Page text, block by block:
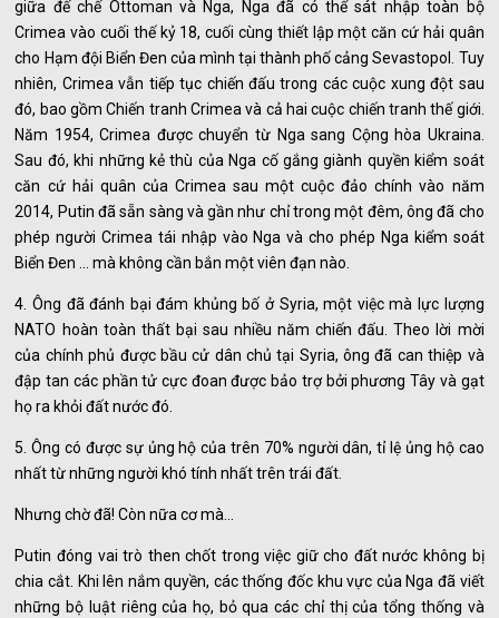
giữa đế chế Ottoman và Nga, Nga đã có thể sát nhập toàn bộ
Crimea vào cuối thế kỷ 18, cuối cùng thiết lập một căn cứ hải quân
cho Hạm đội Biển Đen của mình tại thành phố cảng Sevastopol. Tuy
nhiên, Crimea vẫn tiếp tục chiến đấu trong các cuộc xung đột sau
đó, bao gồm Chiến tranh Crimea và cả hai cuộc chiến tranh thế giới.
Năm 1954, Crimea được chuyển từ Nga sang Cộng hòa Ukraina.
Sau đó, khi những kẻ thù của Nga cố gắng giành quyền kiểm soát
căn cứ hải quân của Crimea sau một cuộc đảo chính vào năm
2014, Putin đã sẵn sàng và gần như chỉ trong một đêm, ông đã cho
phép người Crimea tái nhập vào Nga và cho phép Nga kiểm soát
Biển Đen ... mà không cần bắn một viên đạn nào.
4. Ông đã đánh bại đám khủng bố ở Syria, một việc mà lực lượng
NATO hoàn toàn thất bại sau nhiều năm chiến đấu. Theo lời mời
của chính phủ được bầu cử dân chủ tại Syria, ông đã can thiệp và
đập tan các phần tử cực đoan được bảo trợ bởi phương Tây và gạt
họ ra khỏi đất nước đó.
5. Ông có được sự ủng hộ của trên 70% người dân, tỉ lệ ủng hộ cao
nhất từ những người khó tính nhất trên trái đất.
Nhưng chờ đã! Còn nữa cơ mà...
Putin đóng vai trò then chốt trong việc giữ cho đất nước không bị
chia cắt. Khi lên nắm quyền, các thống đốc khu vực của Nga đã viết
những bộ luật riêng của họ, bỏ qua các chỉ thị của tổng thống và